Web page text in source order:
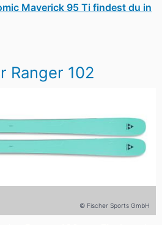
Maverick 95 Ti findest du in
Ranger 102
© Fischer Sports GmbH